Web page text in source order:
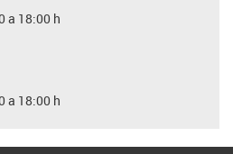
a 18:00 h
a 18:00 h